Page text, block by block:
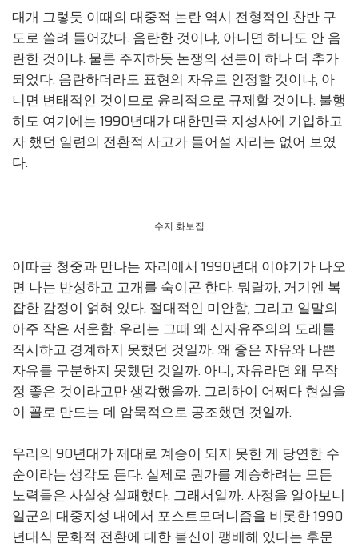
대개 그렇듯 이때의 대중적 논란 역시 전형적인 찬반 구
도로 쓸려 들어갔다. 음란한 것이냐, 아니면 하나도 안 음
란한 것이냐. 물론 주지하듯 논쟁의 선분이 하나 더 추가
되었다. 음란하더라도 표현의 자유로 인정할 것이냐, 아
니면 변태적인 것이므로 윤리적으로 규제할 것이냐. 불행
히도 여기에는 1990년대가 대한민국 지성사에 기입하고
자 했던 일련의 전환적 사고가 들어설 자리는 없어 보였
다.
수지 화보집
이따금 청중과 만나는 자리에서 1990년대 이야기가 나오
면 나는 반성하고 고개를 숙이곤 한다. 뭐랄까, 거기엔 복
잡한 감정이 얽혀 있다. 절대적인 미안함, 그리고 일말의
아주 작은 서운함. 우리는 그때 왜 신자유주의의 도래를
직시하고 경계하지 못했던 것일까. 왜 좋은 자유와 나쁜
자유를 구분하지 못했던 것일까. 아니, 자유라면 왜 무작
정 좋은 것이라고만 생각했을까. 그리하여 어쩌다 현실을
이 꼴로 만드는 데 암묵적으로 공조했던 것일까.
우리의 90년대가 제대로 계승이 되지 못한 게 당연한 수
순이라는 생각도 든다. 실제로 뭔가를 계승하려는 모든
노력들은 사실상 실패했다. 그래서일까. 사정을 알아보니
일군의 대중지성 내에서 포스트모더니즘을 비롯한 1990
년대식 문화적 전환에 대한 불신이 팽배해 있다는 후문